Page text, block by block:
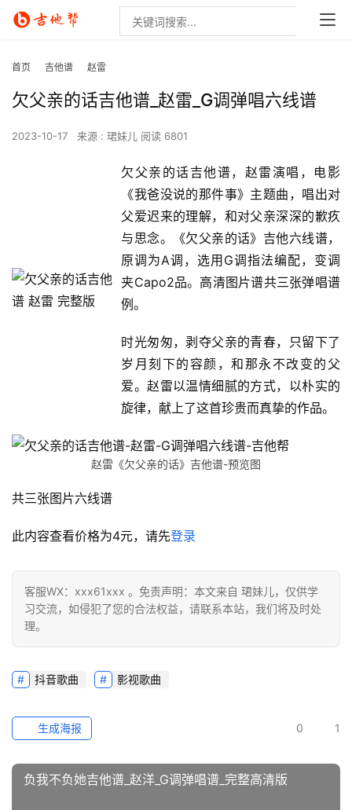
首页 吉他谱 赵雷
欠父亲的话吉他谱_赵雷_G调弹唱六线谱
2023-10-17 来源 : 珺妹儿 阅读 6801
欠父亲的话吉他谱，赵雷演唱，电影
《我爸没说的那件事》主题曲，唱出对
父爱迟来的理解，和对父亲深深的歉疚
与思念。《欠父亲的话》吉他六线谱，
原调为A调，选用G调指法编配，变调
夹Capo2品。高清图片谱共三张弹唱谱
例。
时光匆匆，剥夺父亲的青春，只留下了
岁月刻下的容颜，和那永不改变的父
爱。赵雷以温情细腻的方式，以朴实的
旋律，献上了这首珍贵而真挚的作品。
赵雷《欠父亲的话》吉他谱-预览图
共三张图片六线谱
此内容查看价格为4元，请先登录
客服WX：xxx61xxx 。免责声明：本文来自 珺妹儿，仅供学
习交流，如侵犯了您的合法权益，请联系本站，我们将及时处
理。
抖音歌曲 影视歌曲
0 1
生成海报
负我不负她吉他谱_赵洋_G调弹唱谱_完整高清版